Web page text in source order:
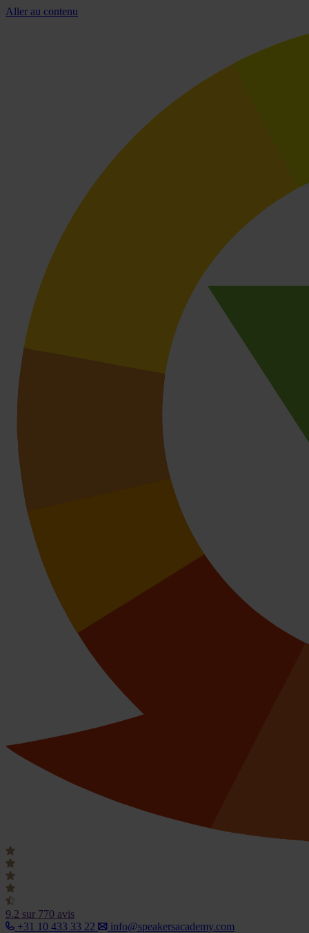
Aller au contenu
9.2 sur 770 avis
+31 10 433 33 22
info@speakersacademy.com